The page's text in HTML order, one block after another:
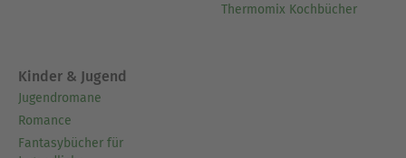
Thermomix Kochbücher
Kinder & Jugend
Jugendromane
Romance
Fantasybücher für